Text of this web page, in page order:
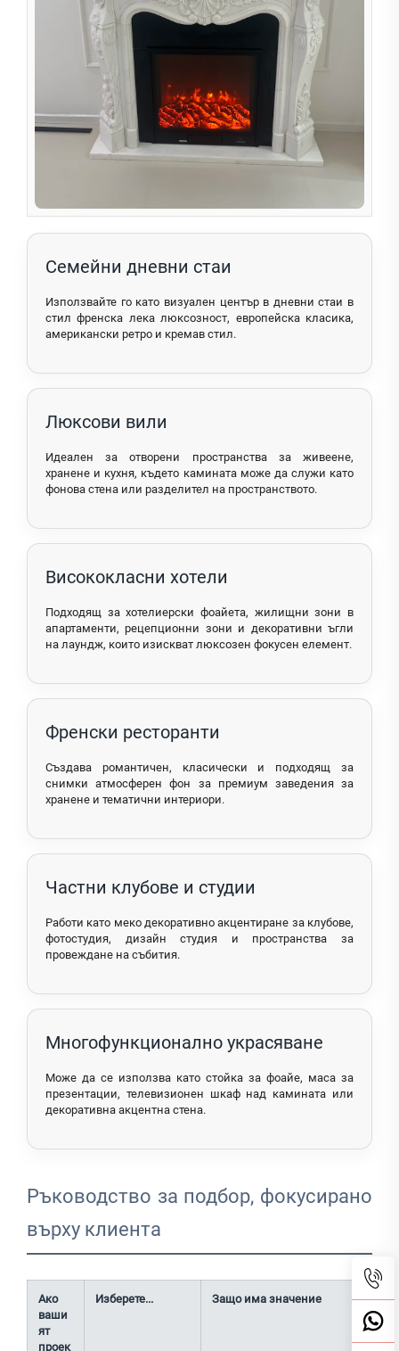
Семейни дневни стаи
Използвайте го като визуален център в дневни стаи в
стил френска лека люксозност, европейска класика,
американски ретро и кремав стил.
Люксови вили
Идеален за отворени пространства за живеене,
хранене и кухня, където камината може да служи като
фонова стена или разделител на пространството.
Висококласни хотели
Подходящ за хотелиерски фоайета, жилищни зони в
апартаменти, рецепционни зони и декоративни ъгли
на лаундж, които изискват люксозен фокусен елемент.
Френски ресторанти
Създава романтичен, класически и подходящ за
снимки атмосферен фон за премиум заведения за
хранене и тематични интериори.
Частни клубове и студии
Работи като меко декоративно акцентиране за клубове,
фотостудия, дизайн студия и пространства за
провеждане на събития.
Многофункционално украсяване
Може да се използва като стойка за фоайе, маса за
презентации, телевизионен шкаф над камината или
декоративна акцентна стена.
Ръководство за подбор, фокусирано
върху клиента
Ако
ваши
ят
проек
Изберете... Защо има значение